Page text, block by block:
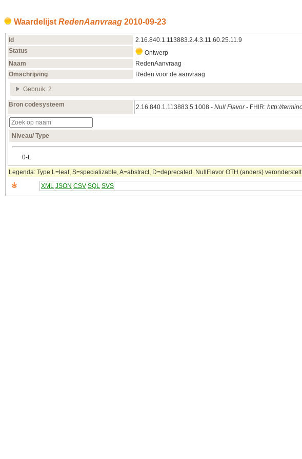
Waardelijst RedenAanvraag 2010‑09‑23
Id 2.16.840.1.113883.2.4.3.11.60.25.11.9
Status
Ontwerp
Naam
RedenAanvraag
Omschrijving
Reden voor de aanvraag
Gebruik: 2
Bron codesysteem 2.16.840.1.113883.5.1008 - Null Flavor- FHIR: http://
Niveau/ Type
0‑L
Legenda: Type L=leaf, S=specializable, A=abstract, D=deprecated. NullFlavor OTH (anders)
XML JSON CSV SQL SVS